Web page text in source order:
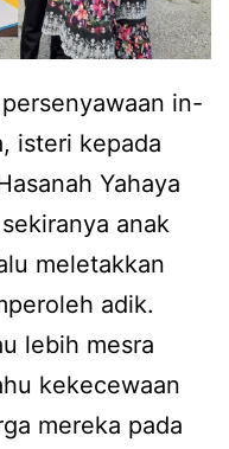
in-
isteri kepada
Yahaya
anak
meletakkan
adik.
lebih mesra
kekecewaan
mereka pada